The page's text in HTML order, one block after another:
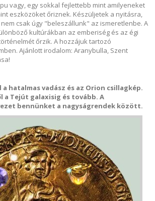
vagy, egy sokkal fejlettebb mint amilyeneket
eszközöket őriznek. Készüljetek a nyitásra,
csak úgy "beleszállunk" az ismeretlenbe. A
kultúrákban az emberiség és az égi
őrzik. A hozzájuk tartozó
Ajánlott irodalom: Aranybulla, Szent
hatalmas vadász és az Orion csillagkép.
a Tejút galaxisig és tovább. A
bennünket a nagyságrendek között.